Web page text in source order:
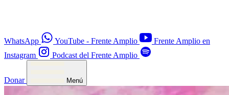
WhatsApp YouTube - Frente Amplio
Frente Amplio en
Instagram
Podcast del Frente Amplio
Donar Menú